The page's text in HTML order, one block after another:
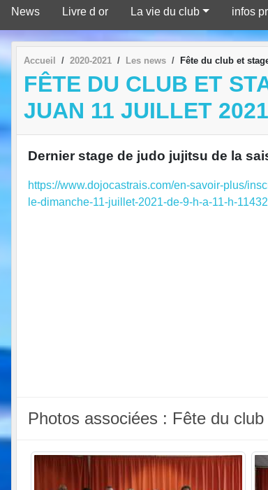
News Livre d or La vie du club infos
Accueil 2020-2021 Les news Fête du club et
FÊTE DU CLUB ET
JUAN 11 JUILLET 2021
Dernier stage de judo jujitsu de la
https://www.dojocastrais.com/en-savoir-plus/
le-dimanche-11-juillet-2021-de-9-h-a-11-h-
Photos associées : Fête du